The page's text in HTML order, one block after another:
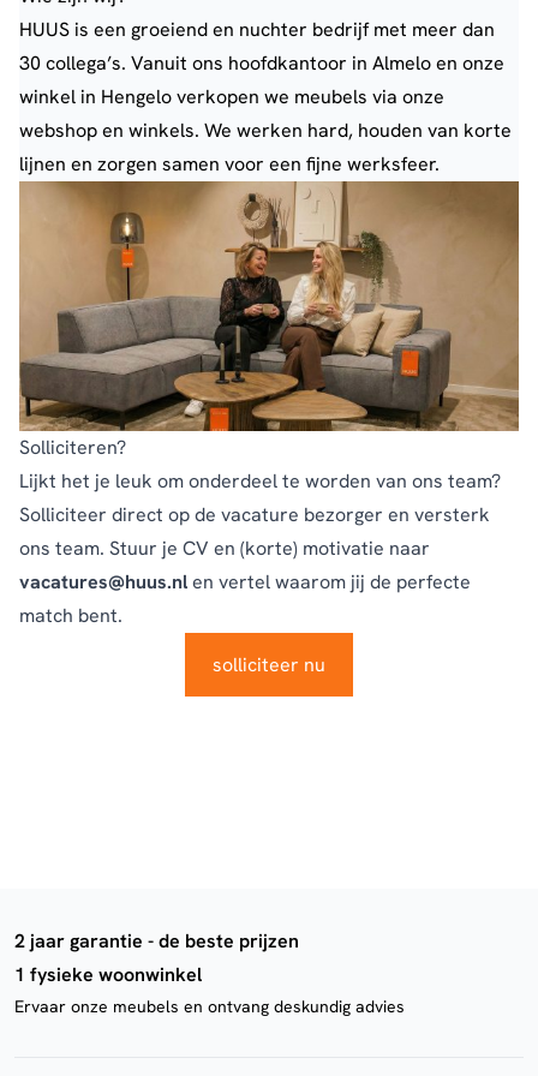
HUUS is een groeiend en nuchter bedrijf met meer dan
30 collega’s. Vanuit ons hoofdkantoor in Almelo en onze
winkel in Hengelo verkopen we meubels via onze
webshop en winkels. We werken hard, houden van korte
lijnen en zorgen samen voor een fijne werksfeer.
Solliciteren?
Lijkt het je leuk om onderdeel te worden van ons team?
Solliciteer direct op de vacature bezorger en versterk
ons team. Stuur je CV en (korte) motivatie naar
vacatures@huus.nlen vertel waarom jij de perfecte
match bent.
solliciteer nu
2 jaar garantie - de beste prijzen
1 fysieke woonwinkel
Ervaar onze meubels en ontvang deskundig advies